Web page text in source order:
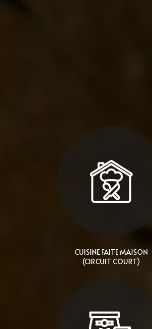
CUISINE FAITE MAISON
(CIRCUIT COURT)